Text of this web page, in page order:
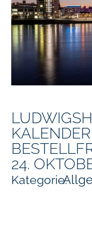
24.
Kategorie: